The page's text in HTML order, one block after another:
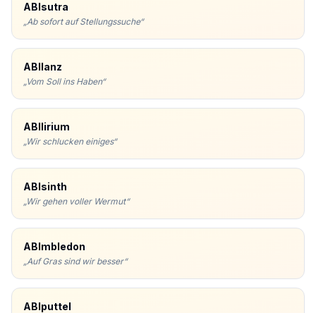
ABIsutra
„Ab sofort auf Stellungssuche“
ABIlanz
„Vom Soll ins Haben“
ABIlirium
„Wir schlucken einiges“
ABIsinth
„Wir gehen voller Wermut“
ABImbledon
„Auf Gras sind wir besser“
ABIputtel